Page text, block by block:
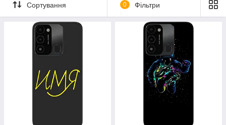
Сортування 0 Фільтри